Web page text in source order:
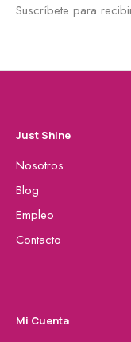
Suscríbete para
Just Shine
Nosotros
Blog
Empleo
Contacto
Mi Cuenta